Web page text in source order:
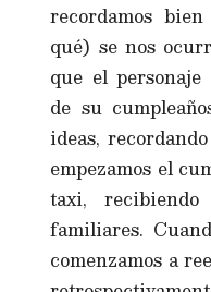
recordamos
qué) se nos
que el
de su
ideas,
empezamos el
taxi,
familiares.
comenzamos a